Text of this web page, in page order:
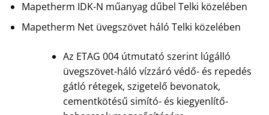
Mapetherm IDK-N műanyag dűbel Telki közelében
Mapetherm Net üvegszövet háló Telki közelében
Az ETAG 004 útmutató szerint lúgálló
üvegszövet-háló vízzáró védő- és repedés
gátló rétegek, szigetelő bevonatok,
cementkötésű simító- és kiegyenlítő-